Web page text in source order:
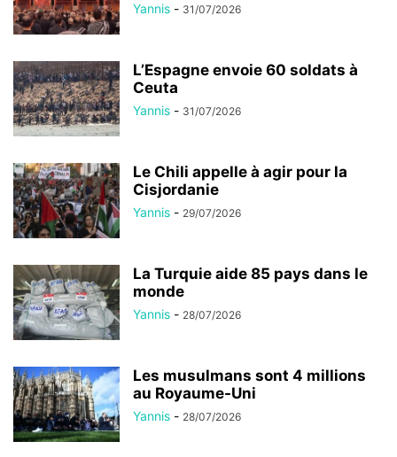
Yannis - 31/07/2026
L’Espagne envoie 60 soldats à
Ceuta
Yannis - 31/07/2026
Le Chili appelle à agir pour la
Cisjordanie
Yannis - 29/07/2026
La Turquie aide 85 pays dans le
monde
Yannis - 28/07/2026
Les musulmans sont 4 millions
au Royaume-Uni
Yannis - 28/07/2026